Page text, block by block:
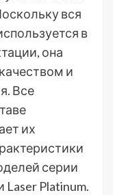
вся
в
она
и
Все
их
серии
Laser Platinum.